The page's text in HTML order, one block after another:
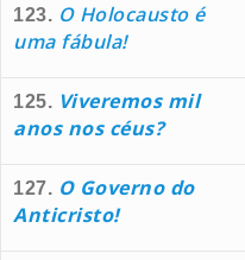
123. O Holocausto é
uma fábula!
125. Viveremos mil
anos nos céus?
127. O Governo do
Anticristo!